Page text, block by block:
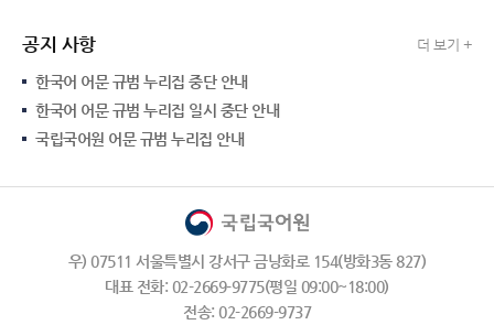
공지 사항 더 보기 +
한국어 어문 규범 누리집 중단 안내
한국어 어문 규범 누리집 일시 중단 안내
국립국어원 어문 규범 누리집 안내
우) 07511 서울특별시 강서구 금낭화로 154(방화3동 827)
대표 전화: 02-2669-9775(평일 09:00~18:00)
전송: 02-2669-9737